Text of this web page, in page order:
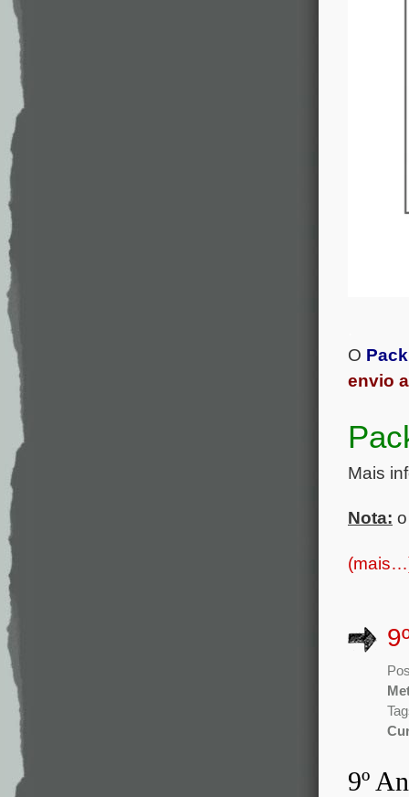
O
envio
Mais
Nota:
9º